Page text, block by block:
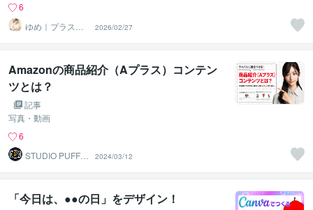
6
ゆめ｜プラスミ
ーデザイン ＠即
レス対応
2026/02/27
Amazonの商品紹介（Aプラス）コンテン
ツとは？
記事
写真・動画
6
STUDIO PUFF
フ）
2024/03/12
「今日は、●●の日」をデザイン！